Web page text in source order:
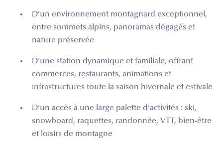
D’un environnement montagnard exceptionnel,
entre sommets alpins, panoramas dégagés et
nature préservée
D’une station dynamique et familiale, offrant
commerces, restaurants, animations et
infrastructures toute la saison hivernale et estivale
D’un accès à une large palette d’activités : ski,
snowboard, raquettes, randonnée, VTT, bien-être
et loisirs de montagne